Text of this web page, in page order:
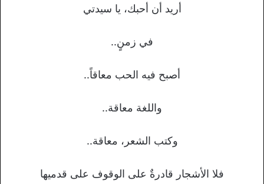
أريد أن أحبك، يا سيدتي
في زمنٍ..
أصبح فيه الحب معاقاً..
واللغة معاقة..
وكتب الشعر، معاقة..
فلا الأشجار قادرةٌ على الوقوف على قدميها